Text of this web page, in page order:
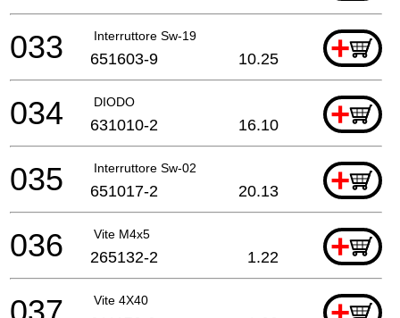
Interruttore Sw-19 +
033 651603-9 10.25
DIODO +
034 631010-2 16.10
Interruttore Sw-02 +
035 651017-2 20.13
Vite M4x5 +
036 265132-2 1.22
Vite 4X40